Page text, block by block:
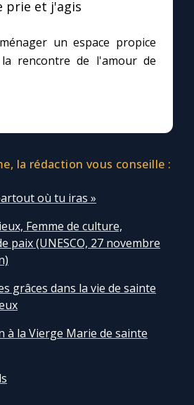
prie et j'agis
un espace propice
rencontre de l'amour de
la rédaction vous conseille :
où tu iras »
Femme de culture,
paix (UNESCO, 27 novembre
grâces dans la vie de sainte
à la Vierge Marie de sainte